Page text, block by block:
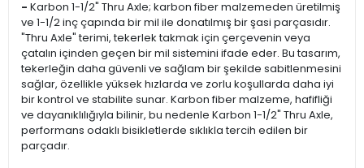
- Karbon 1-1/2" Thru Axle; karbon fiber malzemeden üretilmiş
ve 1-1/2 inç çapında bir mil ile donatılmış bir şasi parçasıdır.
"Thru Axle" terimi, tekerlek takmak için çerçevenin veya
çatalın içinden geçen bir mil sistemini ifade eder. Bu tasarım,
tekerleğin daha güvenli ve sağlam bir şekilde sabitlenmesini
sağlar, özellikle yüksek hızlarda ve zorlu koşullarda daha iyi
bir kontrol ve stabilite sunar. Karbon fiber malzeme, hafifliği
ve dayanıklılığıyla bilinir, bu nedenle Karbon 1-1/2" Thru Axle,
performans odaklı bisikletlerde sıklıkla tercih edilen bir
parçadır.